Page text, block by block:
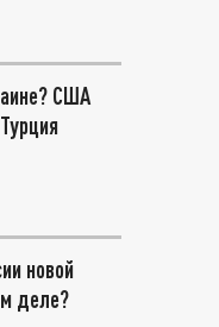
США
новой
деле?